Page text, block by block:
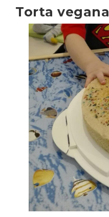
Torta vegana